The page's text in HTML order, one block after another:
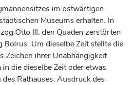
im ostwärtigen
Museums erhalten. In
Otto III. den Quaden zerstörten
Um dieselbe Zeit stellte die
Zeichen ihrer Unabhängigkeit
die dieselbe Zeit oder etwas
Rathauses. Ausdruck des